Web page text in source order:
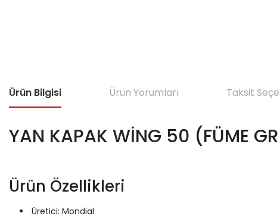
Ürün Bilgisi Ürün Yorumları Taksit
YAN KAPAK WİNG 50 (FÜME
Ürün Özellikleri
Üretici: Mondial